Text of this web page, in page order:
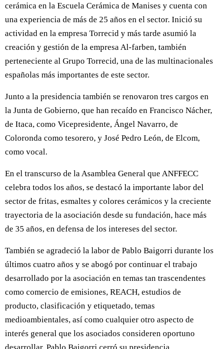
cerámica en la Escuela Cerámica de Manises y cuenta con
una experiencia de más de 25 años en el sector. Inició su
actividad en la empresa Torrecid y más tarde asumió la
creación y gestión de la empresa Al-farben, también
perteneciente al Grupo Torrecid, una de las multinacionales
españolas más importantes de este sector.
Junto a la presidencia también se renovaron tres cargos en
la Junta de Gobierno, que han recaído en Francisco Nácher,
de Itaca, como Vicepresidente, Ángel Navarro, de
Coloronda como tesorero, y José Pedro León, de Elcom,
como vocal.
En el transcurso de la Asamblea General que ANFFECC
celebra todos los años, se destacó la importante labor del
sector de fritas, esmaltes y colores cerámicos y la creciente
trayectoria de la asociación desde su fundación, hace más
de 35 años, en defensa de los intereses del sector.
También se agradeció la labor de Pablo Baigorri durante los
últimos cuatro años y se abogó por continuar el trabajo
desarrollado por la asociación en temas tan trascendentes
como comercio de emisiones, REACH, estudios de
producto, clasificación y etiquetado, temas
medioambientales, así como cualquier otro aspecto de
interés general que los asociados consideren oportuno
desarrollar. Pablo Baigorri cerró su presidencia